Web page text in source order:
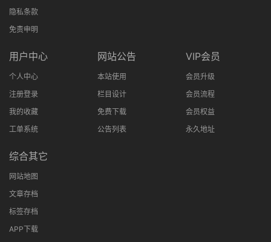
隐私条款
免责申明
用户中心
个人中心
注册登录
我的收藏
工单系统
网站公告
本站使用
栏目设计
免费下载
公告列表
VIP会员
会员升级
会员流程
会员权益
永久地址
综合其它
网站地图
文章存档
标签存档
APP下载